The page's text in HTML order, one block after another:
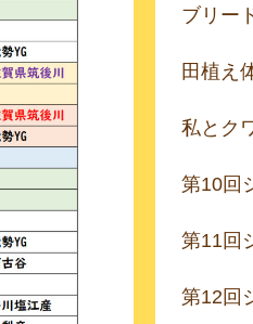
ブリー
田植え
私とク
第10回
第11回
第12回